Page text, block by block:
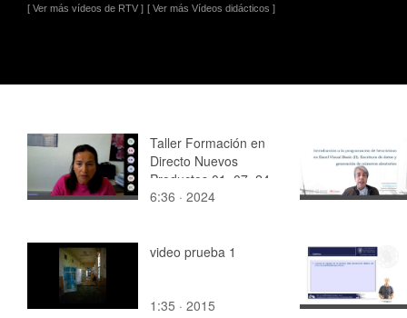
[ Ver más vídeos de RTV ] [ Ver más Vídeos didácticos ]
Taller Formación en
Directo Nuevos
Productos 01_07_24
6:36 · 2024
video prueba 1
1:35 · 2015